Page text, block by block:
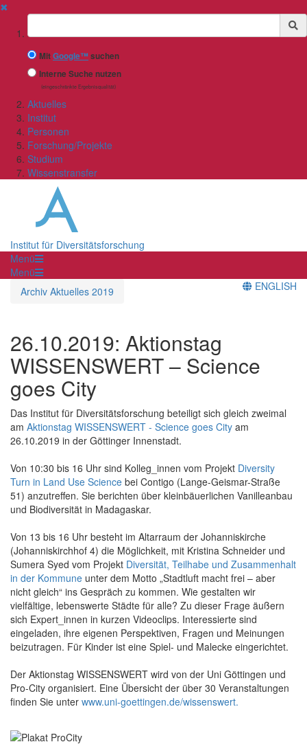
✖
Suchbegriff
MitGoogle™ suchen
Interne Suche nutzen
(eingeschränkte Ergebnisqualität)
Aktuelles
Institut
Personen
Forschung/Projekte
Studium
Wissenstransfer
Institut für Diversitätsforschung
Menü
Menü
Archiv Aktuelles 2019
ENGLISH
26.10.2019: Aktionstag
WISSENSWERT – Science
goes City
Das Institut für Diversitätsforschung beteiligt sich gleich zweimal
am Aktionstag WISSENSWERT - Science goes City am
26.10.2019 in der Göttinger Innenstadt.
Von 10:30 bis 16 Uhr sind Kolleg_innen vom Projekt Diversity
Turn in Land Use Science bei Contigo (Lange-Geismar-Straße
51) anzutreffen. Sie berichten über kleinbäuerlichen Vanilleanbau
und Biodiversität in Madagaskar.
Von 13 bis 16 Uhr besteht im Altarraum der Johanniskirche
(Johanniskirchhof 4) die Möglichkeit, mit Kristina Schneider und
Sumera Syed vom Projekt Diversität, Teilhabe und Zusammenhalt
in der Kommune unter dem Motto „Stadtluft macht frei – aber
nicht gleich“ ins Gespräch zu kommen. Wie gestalten wir
vielfältige, lebenswerte Städte für alle? Zu dieser Frage äußern
sich Expert_innen in kurzen Videoclips. Interessierte sind
eingeladen, ihre eigenen Perspektiven, Fragen und Meinungen
beizutragen. Für Kinder ist eine Spiel- und Malecke eingerichtet.
Der Aktionstag WISSENSWERT wird von der Uni Göttingen und
Pro-City organisiert. Eine Übersicht der über 30 Veranstaltungen
finden Sie unter www.uni-goettingen.de/wissenswert.